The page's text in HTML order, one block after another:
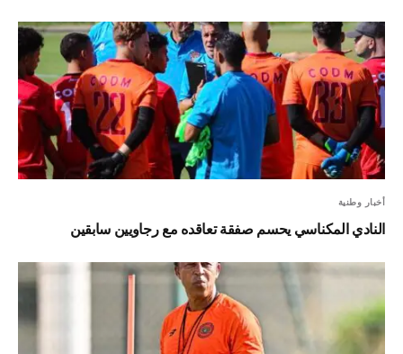
أخبار وطنية
النادي المكناسي يحسم صفقة تعاقده مع رجاويين سابقين